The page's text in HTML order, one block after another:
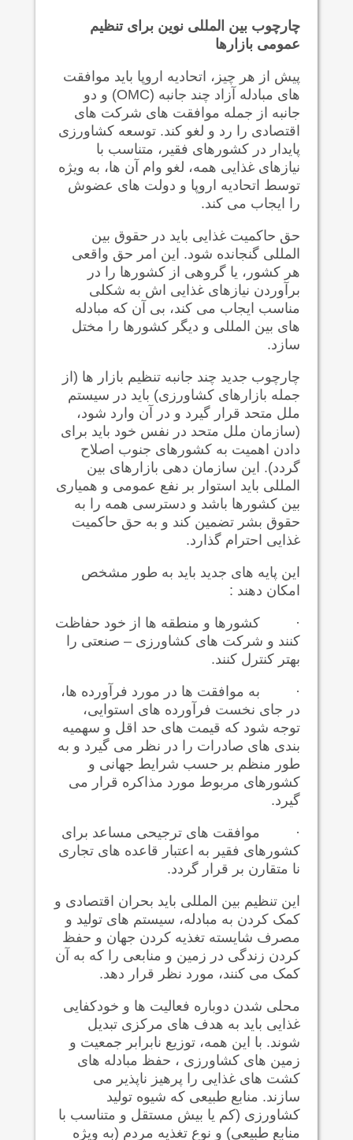
چارچوب بین المللی نوین برای تنظیم
عمومی بازارها
پیش از هر چیز، اتحادیه اروپا باید موافقت
های مبادله آزاد چند جانبه (OMC) و دو
جانبه از جمله موافقت های شرکت های
اقتصادی را رد و لغو کند. توسعه کشاورزی
پایدار در کشورهای فقیر، متناسب با
نیازهای غذایی همه، لغو وام آن ها، به ویژه
توسط اتحادیه اروپا و دولت های عضوش
را ایجاب می کند.
حق حاکمیت غذایی باید در حقوق بین
المللی گنجانده شود. این امر حق واقعی
هر کشور، یا گروهی از کشورها را در
برآوردن نیازهای غذایی اش به شکلی
مناسب ایجاب می کند، بی آن که مبادله
های بین المللی و دیگر کشورها را مختل
سازد.
چارچوب جدید چند جانبه تنظیم بازار ها (از
جمله بازارهای کشاورزی) باید در سیستم
ملل متحد قرار گیرد و در آن وارد شود،
(سازمان ملل متحد در نفس خود باید برای
دادن اهمیت به کشورهای جنوب اصلاح
گردد). این سازمان دهی بازارهای بین
المللی باید استوار بر نفع عمومی و همیاری
بین کشورها باشد و دسترسی همه را به
حقوق بشر تضمین کند و به حق حاکمیت
غذایی احترام گذارد.
این پایه های جدید باید به طور مشخص
امکان دهند :
·کشورها و منطقه ها از خود حفاظت
کنند و شرکت های کشاورزی – صنعتی را
بهتر کنترل کنند.
· به موافقت ها در مورد فرآورده ها،
در جای نخست فرآورده های استوایی،
توجه شود که قیمت های حد اقل و سهمیه
بندی های صادرات را در نظر می گیرد و به
طور منظم بر حسب شرایط جهانی و
کشورهای مربوط مورد مذاکره قرار می
گیرد.
· موافقت های ترجیحی مساعد برای
کشورهای فقیر به اعتبار قاعده های تجاری
نا متقارن بر قرار گردد.
این تنظیم بین المللی باید بحران اقتصادی و
کمک کردن به مبادله، سیستم های تولید و
مصرف شایسته تغذیه کردن جهان و حفظ
کردن زندگی در زمین و منابعی را که به آن
کمک می کنند، مورد نظر قرار دهد.
محلی شدن دوباره فعالیت ها و خودکفایی
غذایی باید به هدف های مرکزی تبدیل
شوند. با این همه، توزیع نابرابر جمعیت و
زمین های کشاورزی ، حفظ مبادله های
کشت های غذایی را پرهیز ناپذیر می
سازند. منابع طبیعی که شیوه تولید
کشاورزی (کم یا بیش مستقل و متناسب با
منابع طبیعی) و نوع تغذیه مردم (به ویژه